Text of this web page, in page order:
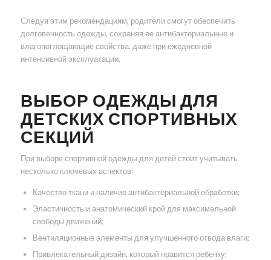
Следуя этим рекомендациям, родители смогут обеспечить
долговечность одежды, сохраняя ее антибактериальные и
влагопоглощающие свойства, даже при ежедневной
интенсивной эксплуатации.
ВЫБОР ОДЕЖДЫ ДЛЯ
ДЕТСКИХ СПОРТИВНЫХ
СЕКЦИЙ
При выборе спортивной одежды для детей стоит учитывать
несколько ключевых аспектов:
Качество ткани и наличие антибактериальной обработки;
Эластичность и анатомический крой для максимальной
свободы движений;
Вентиляционные элементы для улучшенного отвода влаги;
Привлекательный дизайн, который нравится ребенку;